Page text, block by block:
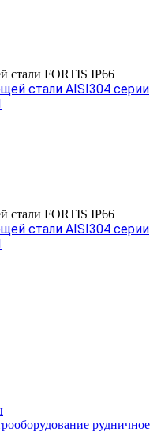
стали FORTIS IP66
стали AISI304 серии
стали FORTIS IP66
стали AISI304 серии